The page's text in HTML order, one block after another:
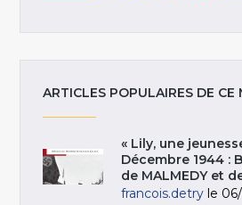
ARTICLES POPULAIRES DE CE
« Lily, une
Décembre 1944 :
de MALMEDY et
francois.detry le